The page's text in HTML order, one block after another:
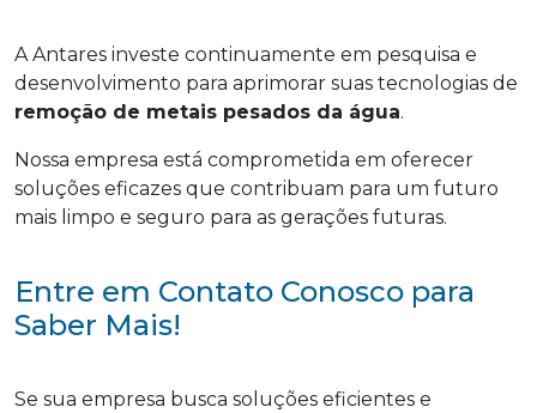
A Antares investe continuamente em pesquisa e
desenvolvimento para aprimorar suas tecnologias de
remoção de metais pesados da água.
Nossa empresa está comprometida em oferecer
soluções eficazes que contribuam para um futuro
mais limpo e seguro para as gerações futuras.
Entre em Contato Conosco para
Saber Mais!
Se sua empresa busca soluções eficientes e